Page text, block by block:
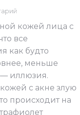
кожей лица с
все
как будто
меньше
— иллюзия.
с акне злую
происходит на